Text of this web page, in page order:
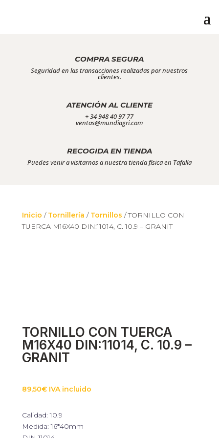
COMPRA SEGURA
Seguridad en las transacciones realizadas por nuestros
clientes.
ATENCIÓN AL CLIENTE
+ 34 948 40 97 77
ventas@mundiagri.com
RECOGIDA EN TIENDA
Puedes venir a visitarnos a nuestra tienda física en Tafalla
Inicio / Tornillería / Tornillos / TORNILLO CON
TUERCA M16X40 DIN:11014, C. 10.9 – GRANIT
TORNILLO CON TUERCA
M16X40 DIN:11014, C. 10.9 –
GRANIT
89,50€ IVA incluido
Calidad: 10.9
Medida: 16*40mm
Estadísticas
Para que
funcionalidad
base a cómo
se usa la web.